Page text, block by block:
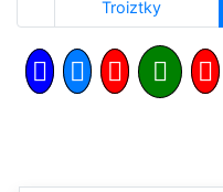
TroiztkyAnterior